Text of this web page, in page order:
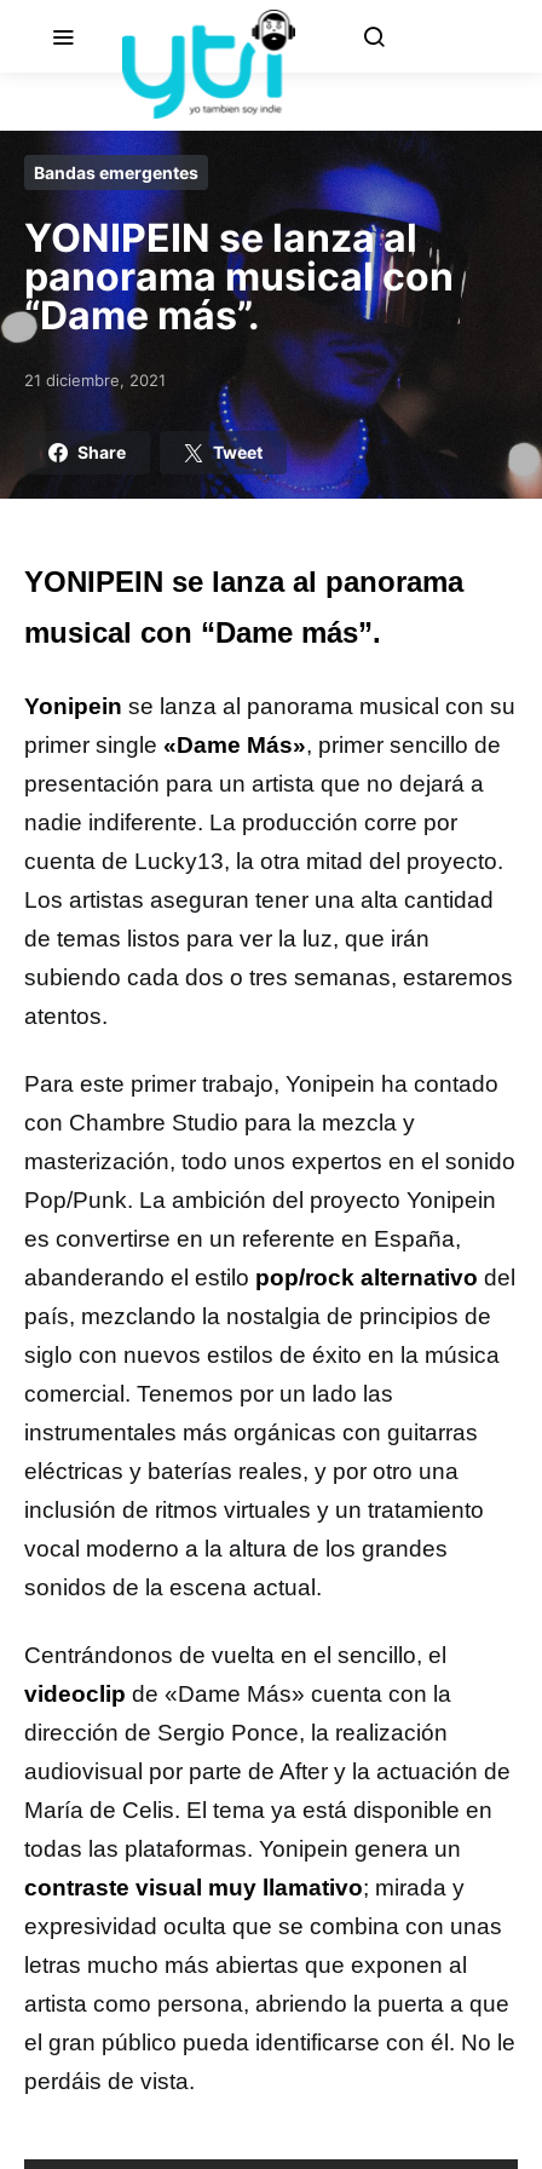
Bandas emergentes
YONIPEIN se lanza al
panorama musical con
“Dame más”.
Posted on
21 diciembre, 2021
Share Tweet
YONIPEIN se lanza al panorama
musical con “Dame más”.
Yonipein se lanza al panorama musical con su
primer single «Dame Más», primer sencillo de
presentación para un artista que no dejará a
nadie indiferente. La producción corre por
cuenta de Lucky13, la otra mitad del proyecto.
Los artistas aseguran tener una alta cantidad
de temas listos para ver la luz, que irán
subiendo cada dos o tres semanas, estaremos
atentos.
Para este primer trabajo, Yonipein ha contado
con Chambre Studio para la mezcla y
masterización, todo unos expertos en el sonido
Pop/Punk. La ambición del proyecto Yonipein
es convertirse en un referente en España,
abanderando el estilo pop/rock alternativo del
país, mezclando la nostalgia de principios de
siglo con nuevos estilos de éxito en la música
comercial. Tenemos por un lado las
instrumentales más orgánicas con guitarras
eléctricas y baterías reales, y por otro una
inclusión de ritmos virtuales y un tratamiento
vocal moderno a la altura de los grandes
sonidos de la escena actual.
Centrándonos de vuelta en el sencillo, el
videoclip de «Dame Más» cuenta con la
dirección de Sergio Ponce, la realización
audiovisual por parte de After y la actuación de
María de Celis. El tema ya está disponible en
todas las plataformas. Yonipein genera un
contraste visual muy llamativo; mirada y
expresividad oculta que se combina con unas
letras mucho más abiertas que exponen al
artista como persona, abriendo la puerta a que
el gran público pueda identificarse con él. No le
perdáis de vista.